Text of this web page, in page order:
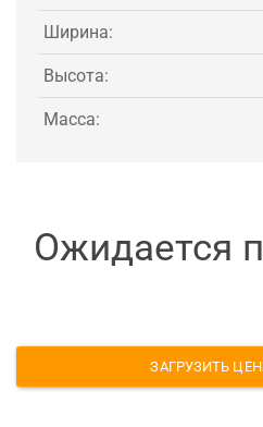
Ширина:
Высота:
Масса:
Ожидается
ЗАГРУЗИТЬ